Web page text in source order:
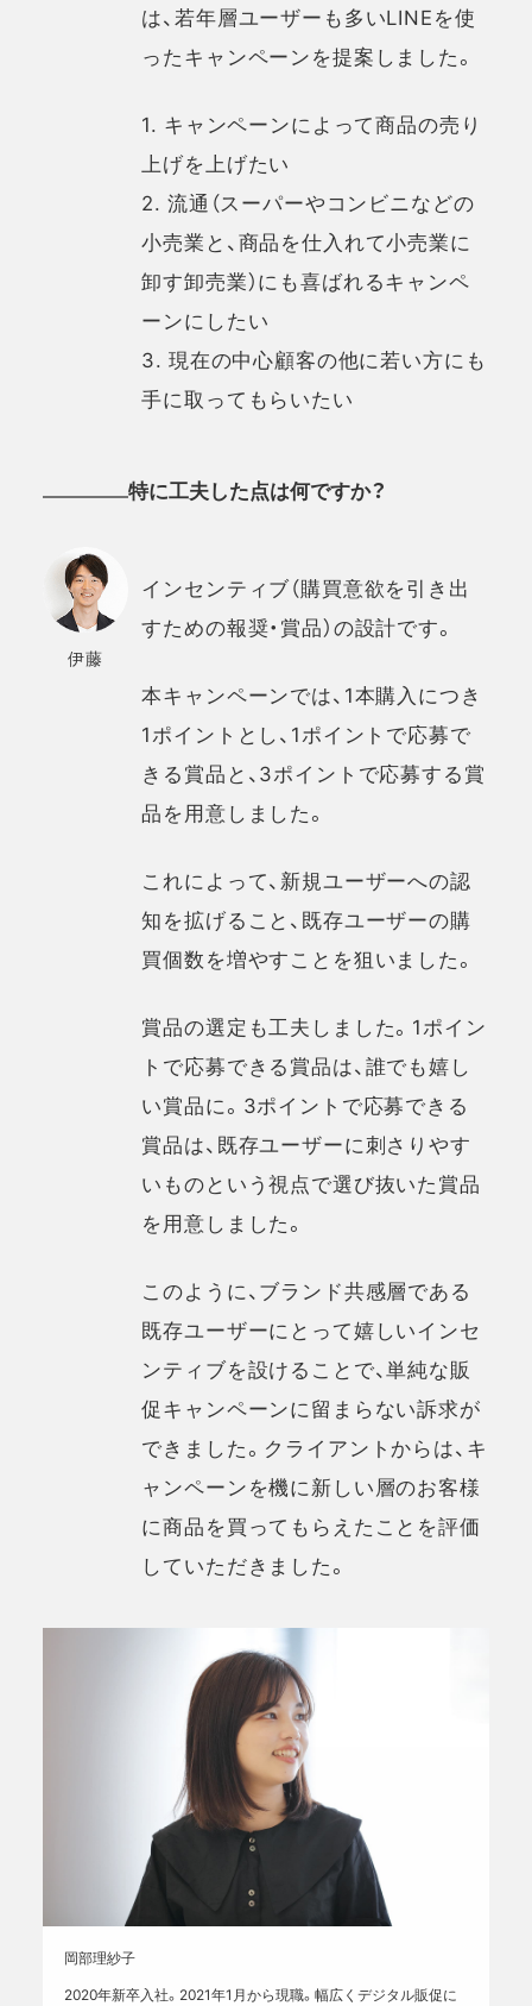
は、若年層ユーザーも多いLINEを使
ったキャンペーンを提案しました。
1. キャンペーンによって商品の売り
上げを上げたい
2. 流通（スーパーやコンビニなどの
小売業と、商品を仕入れて小売業に
卸す卸売業）にも喜ばれるキャンペ
ーンにしたい
3. 現在の中心顧客の他に若い方にも
手に取ってもらいたい
特に工夫した点は何ですか？
伊藤
インセンティブ（購買意欲を引き出
すための報奨・賞品）の設計です。
本キャンペーンでは、1本購入につき
1ポイントとし、1ポイントで応募で
きる賞品と、3ポイントで応募する賞
品を用意しました。
これによって、新規ユーザーへの認
知を拡げること、既存ユーザーの購
買個数を増やすことを狙いました。
賞品の選定も工夫しました。1ポイン
トで応募できる賞品は、誰でも嬉し
い賞品に。3ポイントで応募できる
賞品は、既存ユーザーに刺さりやす
いものという視点で選び抜いた賞品
を用意しました。
このように、ブランド共感層である
既存ユーザーにとって嬉しいインセ
ンティブを設けることで、単純な販
促キャンペーンに留まらない訴求が
できました。クライアントからは、キ
ャンペーンを機に新しい層のお客様
に商品を買ってもらえたことを評価
していただきました。
岡部理紗子
2020年新卒入社。2021年1月から現職。幅広くデジタル販促に